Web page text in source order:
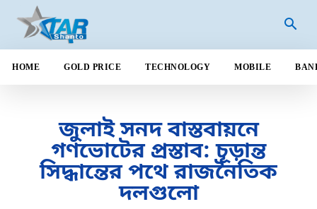
HOME GOLD PRICE TECHNOLOGY MOBILE
জুলাই সনদ বাস্তবায়নে
গণভোটের প্রস্তাব: চূড়ান্ত
সিদ্ধান্তের পথে রাজনৈতিক
দলগুলো